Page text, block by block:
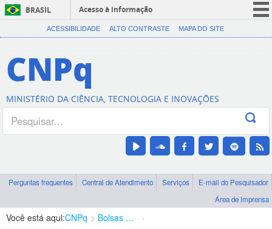
BRASIL
Acesso à informação
CORONAVÍRUS (COVID-19)
Canais
ACESSIBILIDADE ALTO CONTRASTE MAPA DO SITE
CNPq
MINISTÉRIO DA CIÊNCIA, TECNOLOGIA E INOVAÇÕES
Perguntas frequentes Central de Atendimento Serviços
E-mail do Pesquisador
Área de imprensa
Você está aqui:CNPq Bolsas e Auxílios Vigentes